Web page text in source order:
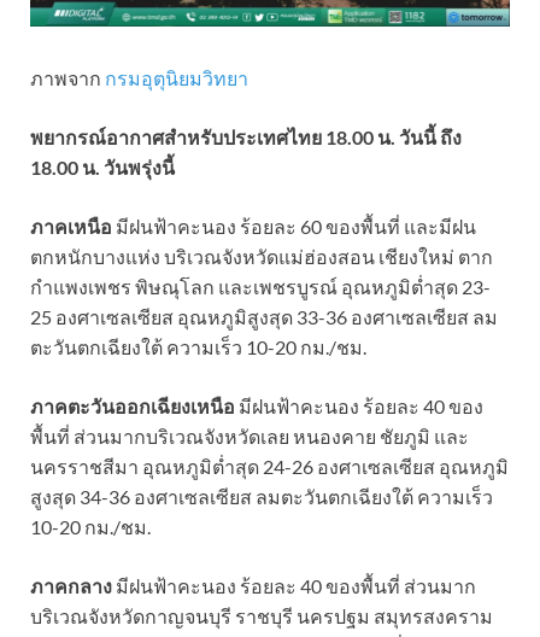
ภาพจาก กรมอุตุนิยมวิทยา
พยากรณ์อากาศสำหรับประเทศไทย 18.00 น. วันนี้ ถึง
18.00 น. วันพรุ่งนี้
ภาคเหนือ มีฝนฟ้าคะนอง ร้อยละ 60 ของพื้นที่ และมีฝน
ตกหนักบางแห่ง บริเวณจังหวัดแม่ฮ่องสอน เชียงใหม่ ตาก
กำแพงเพชร พิษณุโลก และเพชรบูรณ์ อุณหภูมิต่ำสุด 23-
25 องศาเซลเซียส อุณหภูมิสูงสุด 33-36 องศาเซลเซียส ลม
ตะวันตกเฉียงใต้ ความเร็ว 10-20 กม./ชม.
ภาคตะวันออกเฉียงเหนือ มีฝนฟ้าคะนอง ร้อยละ 40 ของ
พื้นที่ ส่วนมากบริเวณจังหวัดเลย หนองคาย ชัยภูมิ และ
นครราชสีมา อุณหภูมิต่ำสุด 24-26 องศาเซลเซียส อุณหภูมิ
สูงสุด 34-36 องศาเซลเซียส ลมตะวันตกเฉียงใต้ ความเร็ว
10-20 กม./ชม.
ภาคกลาง มีฝนฟ้าคะนอง ร้อยละ 40 ของพื้นที่ ส่วนมาก
บริเวณจังหวัดกาญจนบุรี ราชบุรี นครปฐม สมุทรสงคราม